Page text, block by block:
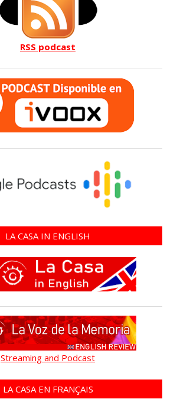
RSS podcast
LA CASA IN ENGLISH
Streaming and Podcast
LA CASA EN FRANÇAIS